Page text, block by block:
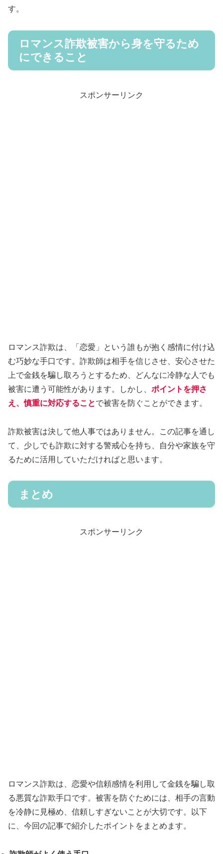
す。
ロマンス詐欺被害から身を守るため
にできること
スポンサーリンク
ロマンス詐欺は、「恋愛」という誰もが抱く感情に付け込
む巧妙な手口です。詐欺師は相手を信じさせ、安心させた
上で金銭を騙し取ろうとするため、どんなに冷静な人でも
被害に遭う可能性があります。しかし、 ポイントを押さ
え、慎重に対応することで被害を防ぐことができます。
詐欺被害は決して他人事ではありません。この記事を通し
て、少しでも詐欺に対する警戒心を持ち、自分や家族を守
るために活用していただければと思います。
まとめ
スポンサーリンク
ロマンス詐欺は、恋愛や信頼感情を利用して金銭を騙し取
る悪質な詐欺手口です。被害を防ぐためには、相手の言動
を冷静に見極め、信頼しすぎないことが大切です。以下
に、今回の記事で紹介したポイントをまとめます。